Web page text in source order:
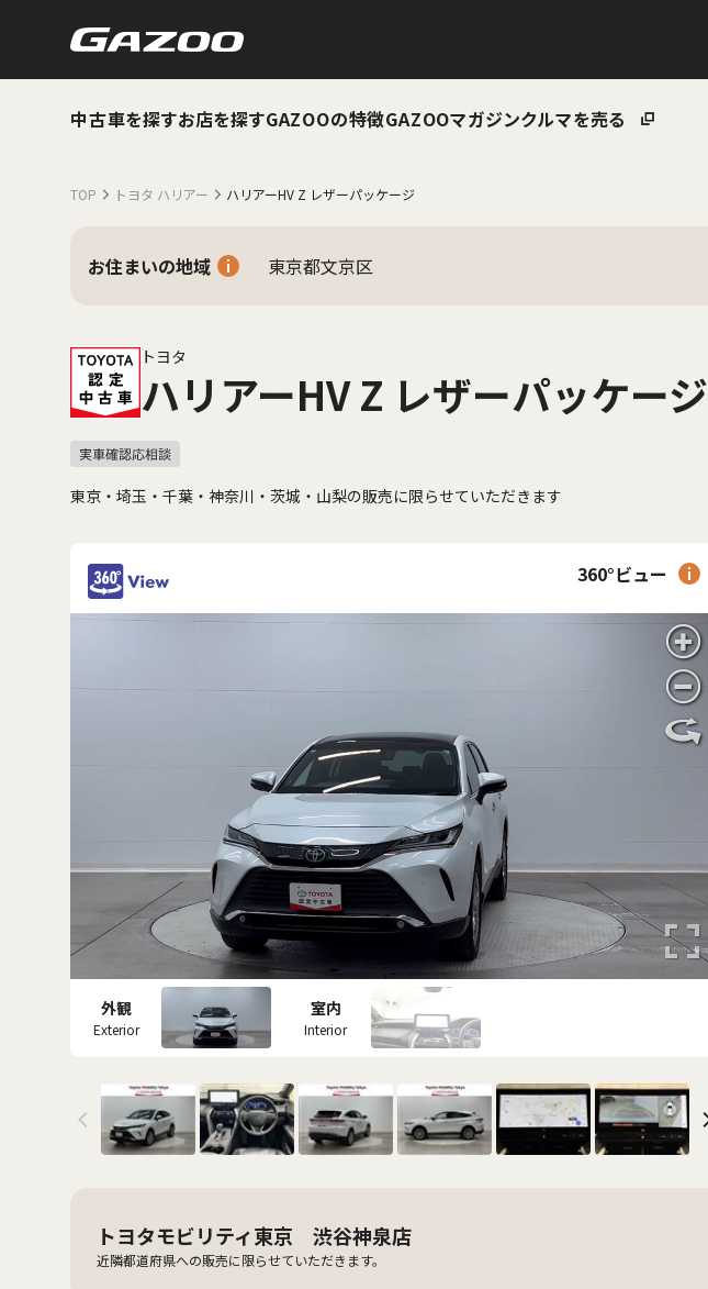
中古車を探すお店を探すGAZOOの特徴GAZOOマガジンクルマを売る
TOP トヨタ ハリアー ハリアーHV Z レザーパッケージ
お住まいの地域 東京都文京区
トヨタ
ハリアーHV Z レザーパッケージ
東京・埼玉・千葉・神奈川・茨城・山梨の販売に限らせていただきます
360°ビュー
外観
Exterior
室内
Interior
トヨタモビリティ東京 渋谷神泉店
近隣都道府県への販売に限らせていただきます。